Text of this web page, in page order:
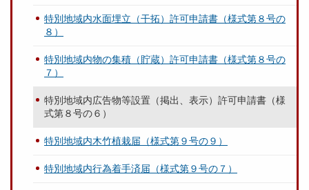
特別地域内水面埋立（干拓）許可申請書（様式第８号の
８）
特別地域内物の集積（貯蔵）許可申請書（様式第８号の
７）
特別地域内広告物等設置（掲出、表示）許可申請書（様
式第８号の６）
特別地域内木竹植栽届（様式第９号の９）
特別地域内行為着手済届（様式第９号の７）